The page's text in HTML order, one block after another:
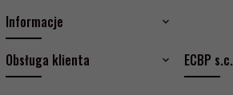
Informacje
Obsługa klienta
ECBP s.c.